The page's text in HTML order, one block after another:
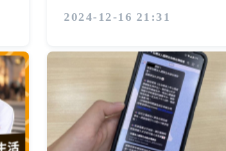
2024-12-16 21:31